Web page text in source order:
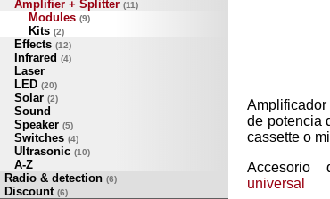
Amplifier + Splitter (11)
Modules (9)
Kits (2)
Effects (12)
Infrared (4)
Laser
LED (20)
Solar (2)
Sound
Speaker (5)
Switches (4)
Ultrasonic (10)
A-Z
Radio & detection (6)
Discount (6)
de potencia
cassette o
Accesorio
universal